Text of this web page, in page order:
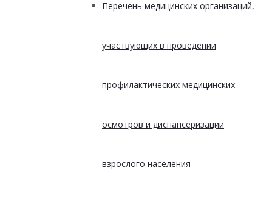
Перечень медицинских организаций,
участвующих в проведении
профилактических медицинских
осмотров и диспансеризации
взрослого населения